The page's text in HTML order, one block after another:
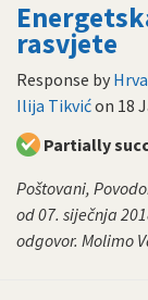
rasvjete
Response by
Ilija Tikvićon 18
Partially
Poštovani,
od 07. siječnja
odgovor. Molimo